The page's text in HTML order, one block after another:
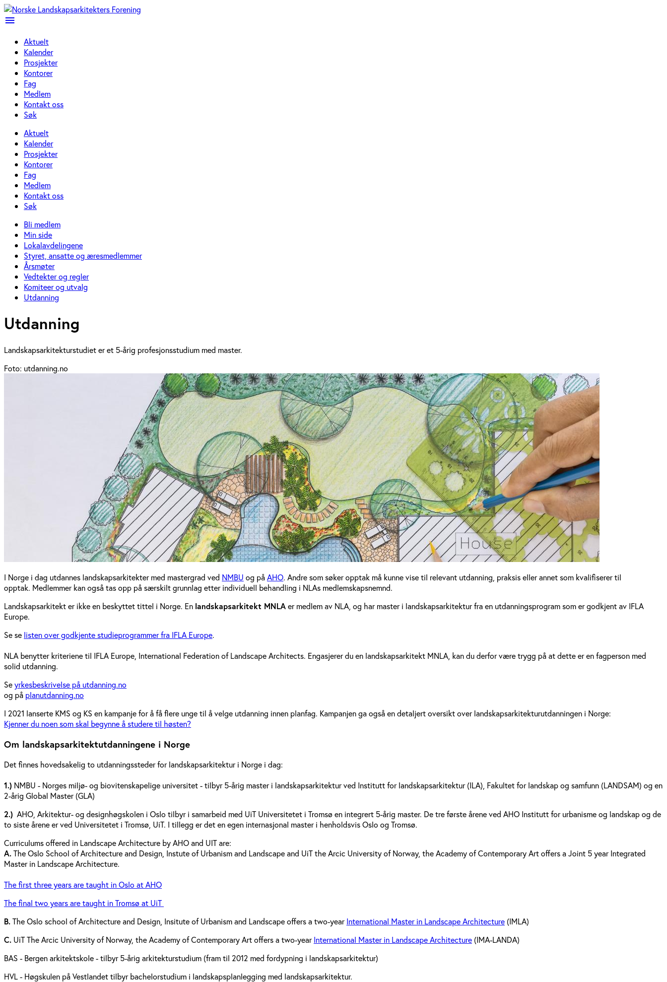
menu
Aktuelt
Kalender
Prosjekter
Kontorer
Fag
Medlem
Kontakt oss
Søk
Aktuelt
Kalender
Prosjekter
Kontorer
Fag
Medlem
Kontakt oss
Søk
Bli medlem
Min side
Lokalavdelingene
Styret, ansatte og æresmedlemmer
Årsmøter
Vedtekter og regler
Komiteer og utvalg
Utdanning
Utdanning
Landskapsarkitekturstudiet er et 5-årig profesjonsstudium med master.
Foto: utdanning.no
I Norge i dag utdannes landskapsarkitekter med mastergrad ved NMBU og påAHO. Andre som søker opptak må kunne vise til relevant utdanning, praksis eller annet som kvalifiserer til
opptak. Medlemmer kan også tas opp på særskilt grunnlag etter individuell behandling i NLAs medlemskapsnemnd.
Landskapsarkitekt er ikke en beskyttet tittel i Norge. En landskapsarkitekt MNLAer medlem av NLA, og har master i landskapsarkitektur fra en utdanningsprogram som er godkjent av IFLA
Europe.
Se se listen over godkjente studieprogrammer fra IFLA Europe.
NLA benytter kriteriene til IFLA Europe, International Federation of Landscape Architects. Engasjerer du en landskapsarkitekt MNLA, kan du derfor være trygg på at dette er en fagperson med
solid utdanning.
Seyrkesbeskrivelse på utdanning.no
og på planutdanning.no
I 2021 lanserte KMS og KS en kampanje for å få flere unge til å velge utdanning innen planfag. Kampanjen ga også en detaljert oversikt over landskapsarkitekturutdanningen i Norge:
Kjenner du noen som skal begynne å studere til høsten?
Om landskapsarkitektutdanningene i Norge
Det finnes hovedsakelig to utdanningssteder for landskapsarkitektur i Norge i dag:
1.) NMBU - Norges miljø- og biovitenskapelige universitet - tilbyr 5-årig master i landskapsarkitektur ved Institutt for landskapsarkitektur (ILA), Fakultet for landskap og samfunn (LANDSAM) og en
2-årig Global Master (GLA)
2.) AHO, Arkitektur- og designhøgskolen i Oslo tilbyr i samarbeid med UiT Universitetet i Tromsø en integrert 5-årig master. De tre første årene ved AHO Institutt for urbanisme og landskap og de
to siste årene er ved Universitetet i Tromsø, UiT. I tillegg er det en egen internasjonal master i henholdsvis Oslo og Tromsø.
Curriculums offered in Landscape Architecture by AHO and UIT are:
A.The Oslo School of Architecture and Design, Instute of Urbanism and Landscape and UiT the Arcic University of Norway, the Academy of Contemporary Art offers a Joint 5 year Integrated
Master in Landscape Architecture.
The first three years are taught in Oslo at AHO
The final two years are taught in Tromsø at UiT
B.The Oslo school of Architecture and Design, Insitute of Urbanism and Landscape offers a two-yearInternational Master in Landscape Architecture (IMLA)
C. UiT The Arcic University of Norway, the Academy of Contemporary Art offers a two-yearInternational Master in Landscape Architecture (IMA-LANDA)
BAS - Bergen arkitektskole - tilbyr 5-årig arkitekturstudium (fram til 2012 med fordypning i landskapsarkitektur)
HVL - Høgskulen på Vestlandet tilbyr bachelorstudium i landskapsplanlegging med landskapsarkitektur.